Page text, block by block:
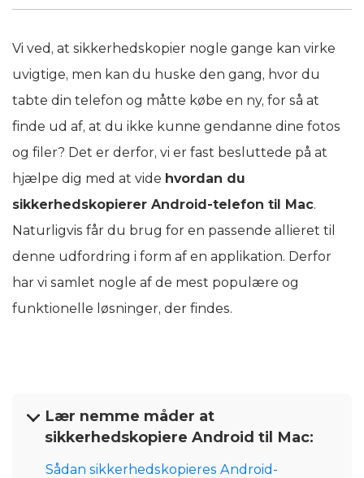
Vi ved, at sikkerhedskopier nogle gange kan virke
uvigtige, men kan du huske den gang, hvor du
tabte din telefon og måtte købe en ny, for så at
finde ud af, at du ikke kunne gendanne dine fotos
og filer? Det er derfor, vi er fast besluttede på at
hjælpe dig med at vide hvordan du
sikkerhedskopierer Android-telefon til Mac.
Naturligvis får du brug for en passende allieret til
denne udfordring i form af en applikation. Derfor
har vi samlet nogle af de mest populære og
funktionelle løsninger, der findes.
Lær nemme måder at
sikkerhedskopiere Android til Mac:
Sådan sikkerhedskopieres Android-